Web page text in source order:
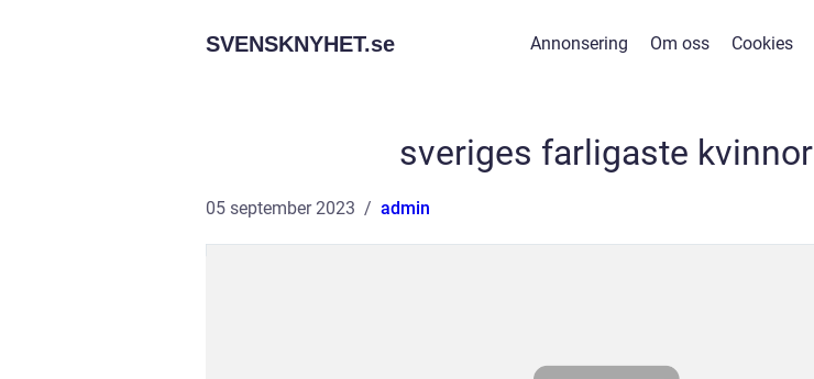
SVENSKNYHET.se Annonsering Om oss Cookies
sveriges farligaste kvinnor
05 september 2023 admin